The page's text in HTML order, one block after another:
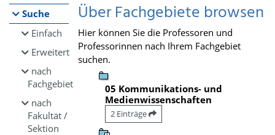
Suche
Einfach
Erweitert
nach
Fachgebiet
nach
Fakultät /
Sektion
Über Fachgebiete browsen
Hier können Sie die Professoren und
Professorinnen nach Ihrem Fachgebiet
suchen.
05 Kommunikations- und
Medienwissenschaften
2 Einträge